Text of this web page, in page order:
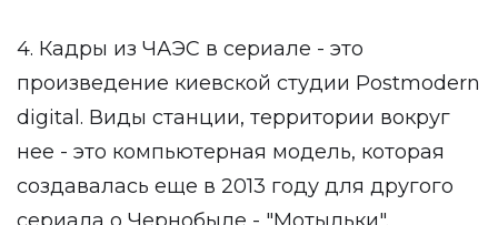
4. Кадры из ЧАЭС в сериале - это
произведение киевской студии Postmodern
digital. Виды станции, территории вокруг
нее - это компьютерная модель, которая
создавалась еще в 2013 году для другого